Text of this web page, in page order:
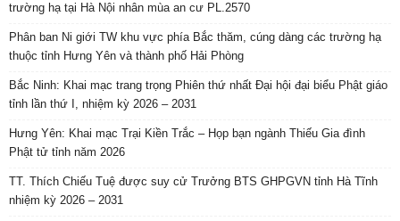
trường hạ tại Hà Nội nhân mùa an cư PL.2570
Phân ban Ni giới TW khu vực phía Bắc thăm, cúng dàng các trường hạ
thuộc tỉnh Hưng Yên và thành phố Hải Phòng
Bắc Ninh: Khai mạc trang trọng Phiên thứ nhất Đại hội đại biểu Phật giáo
tỉnh lần thứ I, nhiệm kỳ 2026 – 2031
Hưng Yên: Khai mạc Trại Kiền Trắc – Họp bạn ngành Thiếu Gia đình
Phật tử tỉnh năm 2026
TT. Thích Chiếu Tuệ được suy cử Trưởng BTS GHPGVN tỉnh Hà Tĩnh
nhiệm kỳ 2026 – 2031